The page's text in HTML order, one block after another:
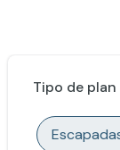
Tipo de plan